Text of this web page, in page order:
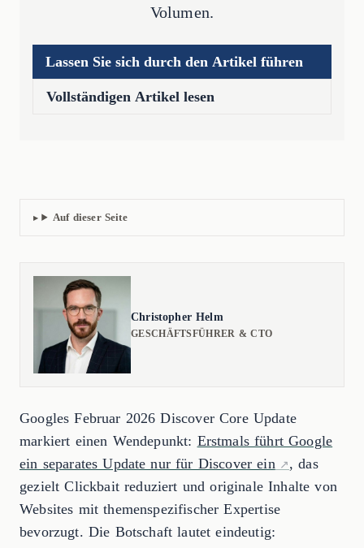
Volumen.
Lassen Sie sich durch den Artikel führen
Vollständigen Artikel lesen
Auf dieser Seite
Christopher Helm
GESCHÄFTSFÜHRER & CTO
Googles Februar 2026 Discover Core Update
markiert einen Wendepunkt: Erstmals führt Google
ein separates Update nur für Discover ein
, das
gezielt Clickbait reduziert und originale Inhalte von
Websites mit themenspezifischer Expertise
bevorzugt. Die Botschaft lautet eindeutig: